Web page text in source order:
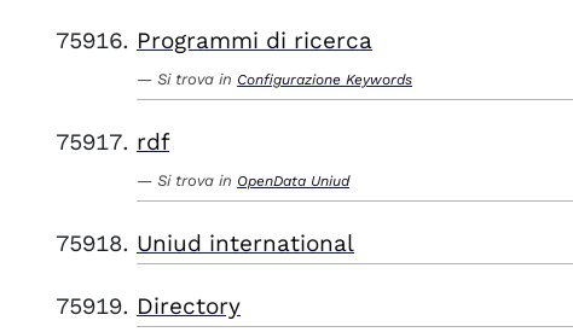
Programmi di ricerca
Si trova in Configurazione Keywords
rdf
Si trova in OpenData Uniud
Uniud international
Directory